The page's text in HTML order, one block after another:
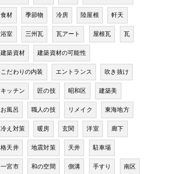
食材 季節物 冷房 陸屋根 軒天
浴室 三州瓦 瓦アート 屋根瓦 瓦
建築資材 建築資材の可能性
こだわりの内装 エントランス 吹き抜け
キッチン 匠の技 昭和区 建築美
お風呂 職人の技 リメイク 東海地方
冷え対策 暖房 玄関 洋室 廊下
格天井 地震対策 天井 駐車場
一宮市 和の空間 側溝 手すり 南区